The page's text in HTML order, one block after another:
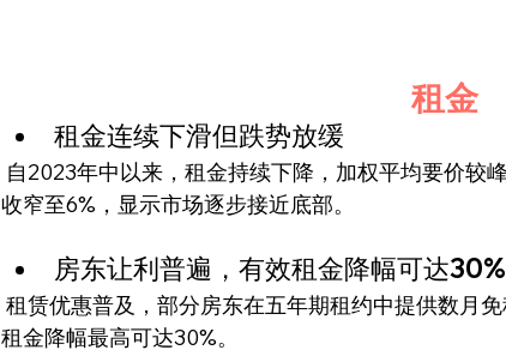
租金
租金连续下滑但跌势放缓
收窄至6%，显示市场逐步接近底部。
房东让利普遍，有效租金降幅可达30%
租金降幅最高可达30%。